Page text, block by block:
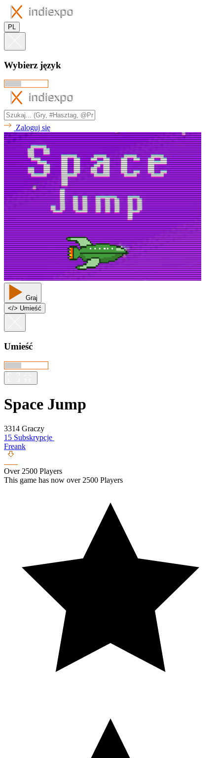
PL
Wybierz język
Zaloguj się
Graj
</> Umieść
Umieść
Space Jump
3314 Graczy
15 Subskrypcje
Freank
Over 2500 Players
This game has now over 2500 Players